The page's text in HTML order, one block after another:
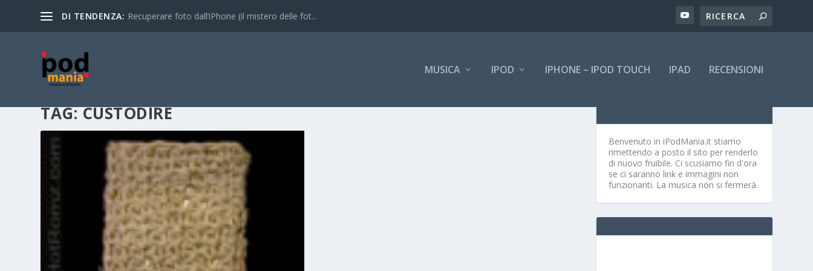
DI TENDENZA: Recuperare foto dall’iPhone (il mistero delle fot...
MUSICA IPOD IPHONE – IPOD TOUCH IPAD RECENSIONI
TAG:CUSTODIRE
Benvenuto in iPodMania.it stiamo
rimettendo a posto il sito per renderlo
di nuovo fruibile. Ci scusiamo fin d'ora
se ci saranno link e immagini non
funzionanti. La musica non si fermerà.